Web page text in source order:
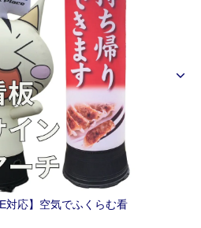
対応】空気でふくらむ看